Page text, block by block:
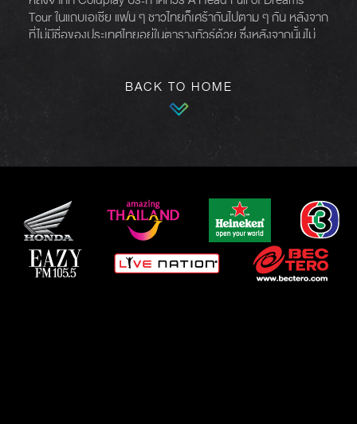
Tour ในแถบเอเชีย แฟน ๆ ชาวไทยก็เศร้ากันไปตาม ๆ กัน หลังจาก
ที่ไม่มีชื่อของประเทศไทยอยู่ในตารางทัวร์ด้วย ซึ่งหลังจากนั้นไม่
พฤศจิกายน ก็ได้มีประกาศออกมาเป็นที่แน่ชัด ยืนยัน ฟันธงกัน
แล้วว่าร็อคแบนด์จากเกาะอังกฤษอย่าง Coldplay
BACK TO HOME